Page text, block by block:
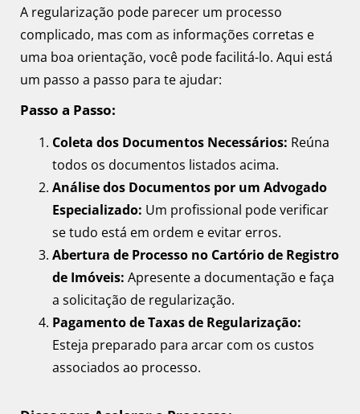
A regularização pode parecer um processo
complicado, mas com as informações corretas e
uma boa orientação, você pode facilitá-lo. Aqui está
um passo a passo para te ajudar:
Passo a Passo:
Coleta dos Documentos Necessários: Reúna
todos os documentos listados acima.
Análise dos Documentos por um Advogado
Especializado: Um profissional pode verificar
se tudo está em ordem e evitar erros.
Abertura de Processo no Cartório de Registro
de Imóveis: Apresente a documentação e faça
a solicitação de regularização.
Pagamento de Taxas de Regularização:
Esteja preparado para arcar com os custos
associados ao processo.